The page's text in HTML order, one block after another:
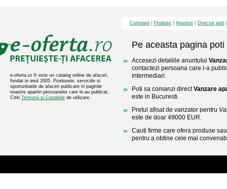
e-oferta.ro ® este un catalog online de afaceri,
fondat in anul 2005. Produsele, serviciile si
oportunitatile de afaceri publicate in paginile
noastre apartin persoanelor care le-au publicat.
Cititi Termenii si Conditiile de utilizare.
Companii Produse Anunturi Director web
Pe aceasta pagina poti
Accesezi detaliile anuntului
contactezi persoana care l-a
intermediari.
Poti sa comanzi directVanzare
este in Bucuresti.
Pretul afisat de vanzator pentru
este de doar 49000 EUR.
Cauti firme care ofera produse
pentru a obtine cele mai